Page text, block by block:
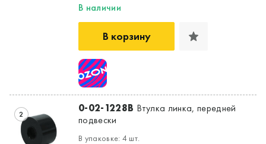
В наличии
В корзину
2 0-02-1228B Втулка линка, передней
подвески
В упаковке: 4 шт.